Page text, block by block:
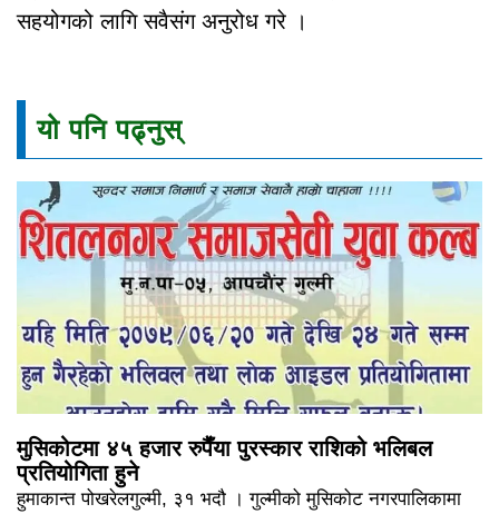
सहयोगको लागि सवैसंग अनुरोध गरे ।
यो पनि पढ्नुस्
मुसिकोटमा ४५ हजार रुपैँया पुरस्कार राशिको भलिबल
प्रतियोगिता हुने
हुमाकान्त पोखरेलगुल्मी, ३१ भदौ । गुल्मीको मुसिकोट नगरपालिकामा